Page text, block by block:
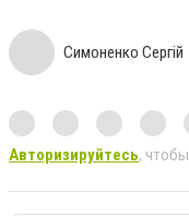
Симоненко Сергій
Авторизируйтесь,